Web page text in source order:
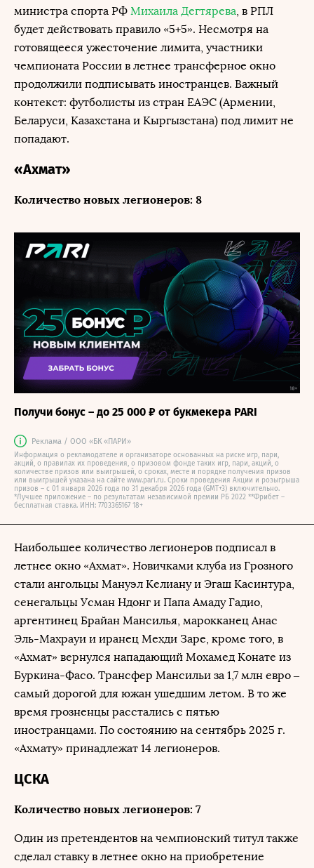
министра спорта РФ Михаила Дегтярева, в РПЛ
будет действовать правило «5+5». Несмотря на
готовящееся ужесточение лимита, участники
чемпионата России в летнее трансферное окно
продолжили подписывать иностранцев. Важный
контекст: футболисты из стран ЕАЭС (Армении,
Беларуси, Казахстана и Кыргызстана) под лимит не
попадают.
«Ахмат»
Количество новых легионеров: 8
Получи бонус – до 25 000 ₽ от букмекера PARI
Реклама / ООО «БК «ПАРИ»
Информация о рекламодателе и организаторе основанных на риске игр, пари,
акций, о правилах их проведения, о призовом фонде таких игр, пари, акций, о
количестве призов или выигрышей, о сроках, месте и порядке получения призов
или выигрышей указана на сайте www.pari.ru. Сроки проведения Акции и розыгрыша
призов – с 01 января 2026 года по 31 декабря 2026 года (GMT+3) включительно.
*Лучшее приложение – по результатам независимой премии РБ 2022 **Фрибет –
бесплатная ставка. ИНН: 7703365167 18+
Наибольшее количество легионеров подписал в
летнее окно «Ахмат». Новичками клуба из Грозного
стали ангольцы Мануэл Келиану и Эгаш Касинтура,
сенегальцы Усман Ндонг и Папа Амаду Гадио,
аргентинец Брайан Мансилья, марокканец Анас
Эль-Махрауи и иранец Мехди Заре, кроме того, в
«Ахмат» вернулся нападающий Мохамед Конате из
Буркина-Фасо. Трансфер Мансильи за 1,7 млн евро –
самый дорогой для южан ушедшим летом. В то же
время грозненцы расстались с пятью
иностранцами. По состоянию на сентябрь 2025 г.
«Ахмату» принадлежат 14 легионеров.
ЦСКА
Количество новых легионеров: 7
Один из претендентов на чемпионский титул также
сделал ставку в летнее окно на приобретение